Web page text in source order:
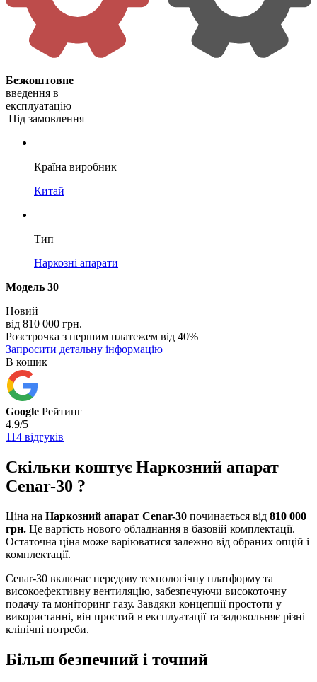
Безкоштовне
введення в
експлуатацію
Під замовлення
Країна виробник
Китай
Тип
Наркозні апарати
Модель 30
Новий
від 810 000 грн.
Розстрочка з першим платежем від 40%
Запросити детальну інформацію
В кошик
Google Рейтинг
4.9/5
114 відгуків
Скільки коштує Наркозний апарат
Cenar-30 ?
Ціна на Наркозний апарат Cenar-30 починається від 810 000
грн. Це вартість нового обладнання в базовій комплектації.
Остаточна ціна може варіюватися залежно від обраних опцій і
комплектації.
Cenar-30 включає передову технологічну платформу та
високоефективну вентиляцію, забезпечуючи високоточну
подачу та моніторинг газу. Завдяки концепції простоти у
використанні, він простий в експлуатації та задовольняє різні
клінічні потреби.
Більш безпечний і точний